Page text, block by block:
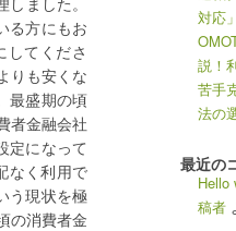
る方にもお
てくださ
りも安くな
最盛期の頃
者金融会社
定になって
なく利用で
う現状を極
の消費者金
対応
説！
苦手
法の
最近の
Hello
稿者